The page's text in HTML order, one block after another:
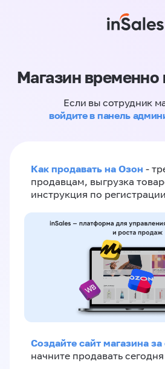
Магазин временно
Если вы сотрудник
войдите в панель
Как продавать на Озон -
продавцам, выгрузка
инструкция по регистрации
Создайте сайт магазина
начните продавать сегодня